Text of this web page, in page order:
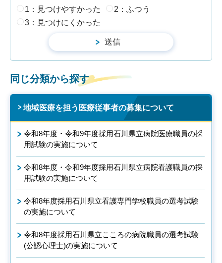
1：見つけやすかった
2：ふつう
3：見つけにくかった
同じ分類から探す
地域医療を担う医療従事者の募集について
令和8年度・令和9年度採用石川県立病院医療職員の採
用試験の実施について
令和8年度・令和9年度採用石川県立病院看護職員の採
用試験の実施について
令和8年度採用石川県立看護専門学校職員の選考試験
の実施について
令和8年度採用石川県立こころの病院職員の選考試験
(公認心理士)の実施について